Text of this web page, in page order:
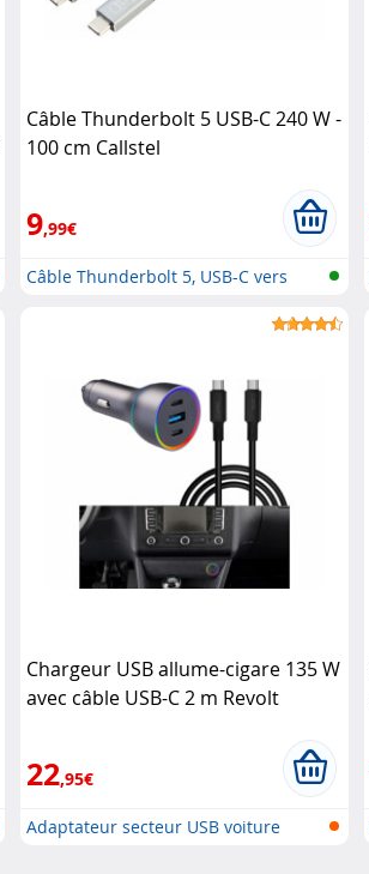
Câble Thunderbolt 5 USB-C 240 W -
100 cm Callstel
9,99€
Câble Thunderbolt 5, USB-C vers
Chargeur USB allume-cigare 135 W
avec câble USB-C 2 m Revolt
22,95€
Adaptateur secteur USB voiture